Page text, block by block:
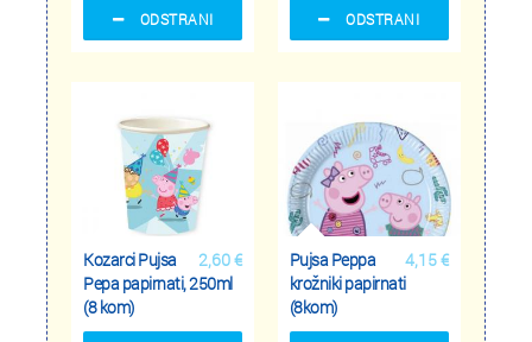
ODSTRANI ODSTRANI
2,60 €
Kozarci Pujsa
Pepa papirnati, 250ml
(8 kom)
4,15 €
Pujsa Peppa
krožniki papirnati
(8kom)